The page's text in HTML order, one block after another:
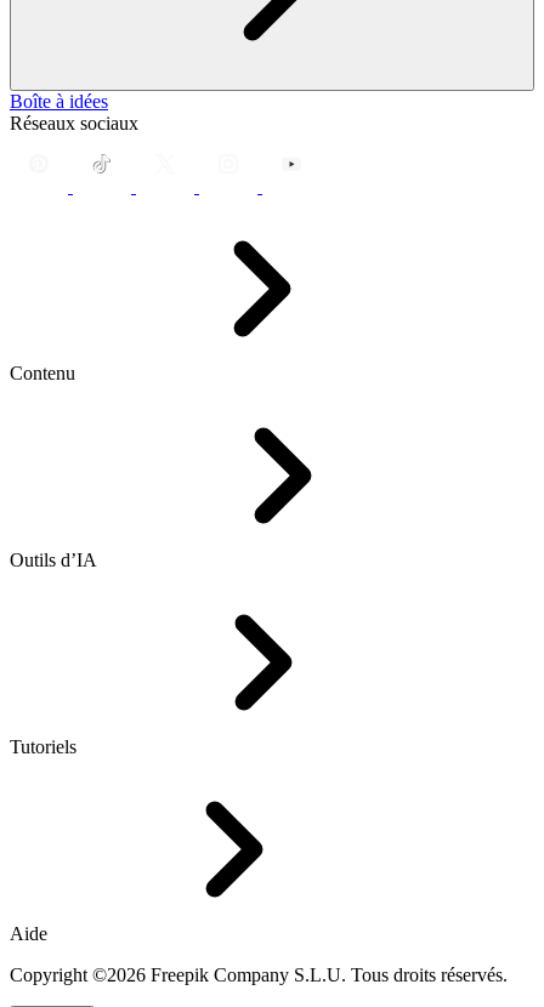
Boîte à idées
Réseaux sociaux
Contenu
Outils d’IA
Tutoriels
Aide
Copyright ©2026 Freepik Company S.L.U. Tous droits réservés.